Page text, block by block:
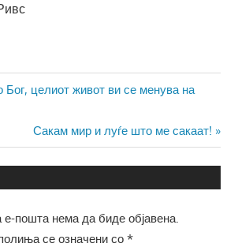
Бог, целиот живот ви се менува на
Next
Post:
Сакам мир и луѓе што ме сакаат!
пошта нема да биде објавена.
се означени со *